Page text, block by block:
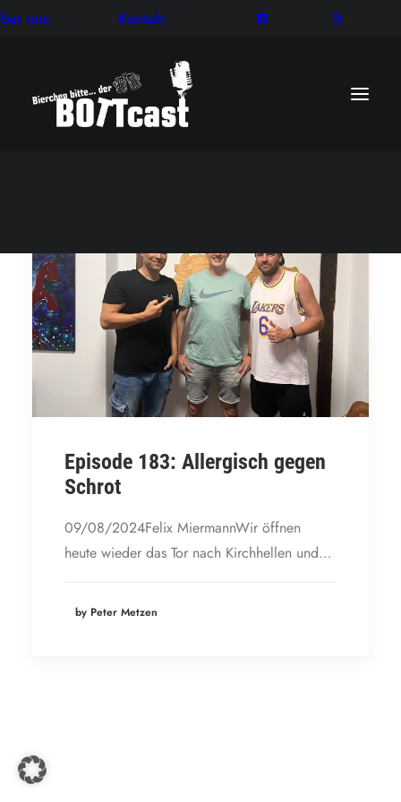
uns Kontakt
Episode 183: Allergisch gegen
Schrot
09/08/2024Felix MiermannWir öffnen
heute wieder das Tor nach Kirchhellen und…
by Peter Metzen